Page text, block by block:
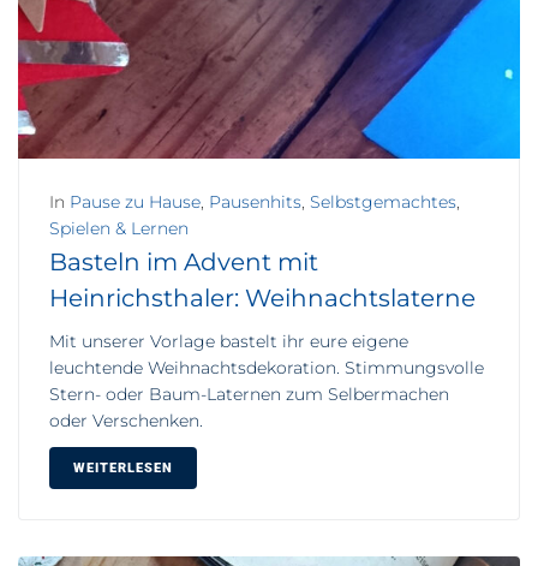
In Pause zu Hause, Pausenhits, Selbstgemachtes,
Spielen & Lernen
Basteln im Advent mit
Heinrichsthaler: Weihnachtslaterne
Mit unserer Vorlage bastelt ihr eure eigene
leuchtende Weihnachtsdekoration. Stimmungsvolle
Stern- oder Baum-Laternen zum Selbermachen
oder Verschenken.
WEITERLESEN